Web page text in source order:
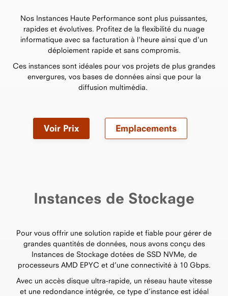
Nos Instances Haute Performance sont plus puissantes,
rapides et évolutives. Profitez de la flexibilité du nuage
informatique avec sa facturation à l'heure ainsi que d'un
déploiement rapide et sans compromis.
Ces instances sont idéales pour vos projets de plus grandes
envergures, vos bases de données ainsi que pour la
diffusion multimédia.
Voir Prix Emplacements
Instances de Stockage
Pour vous offrir une solution rapide et fiable pour gérer de
grandes quantités de données, nous avons conçu des
Instances de Stockage dotées de SSD NVMe, de
processeurs AMD EPYC et d’une connectivité à 10 Gbps.
Avec un accès disque ultra-rapide, un réseau haute vitesse
et une redondance intégrée, ce type d’instance est idéal